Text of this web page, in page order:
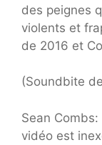
des peignes
violents et
de 2016 et
(Soundbite
Sean
vidéo est